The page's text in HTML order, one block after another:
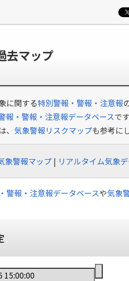
去マップ
に関する特別警報・警報・注意報
報・警報・注意報データベースで
気象警報リスクマップも参考に
象警報マップ | リアルタイム気象
警報・注意報データベースや気象